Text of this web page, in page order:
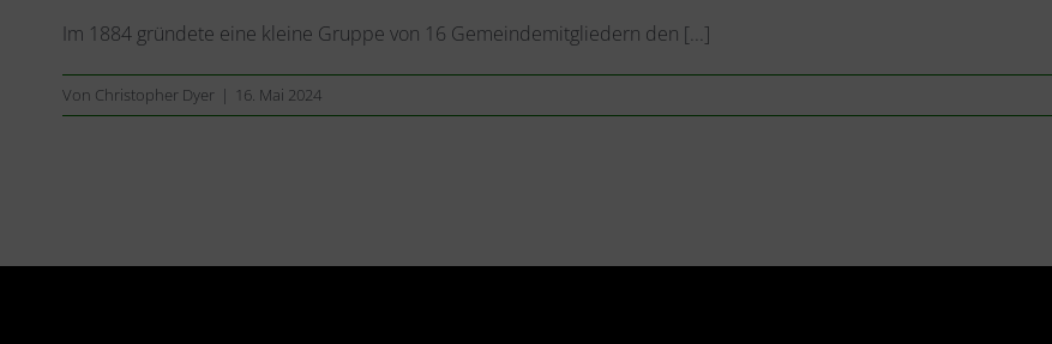
Im 1884 gründete eine kleine Gruppe von 16 Gemeindemitgliedern den [...]
Von Christopher Dyer | 16. Mai 2024